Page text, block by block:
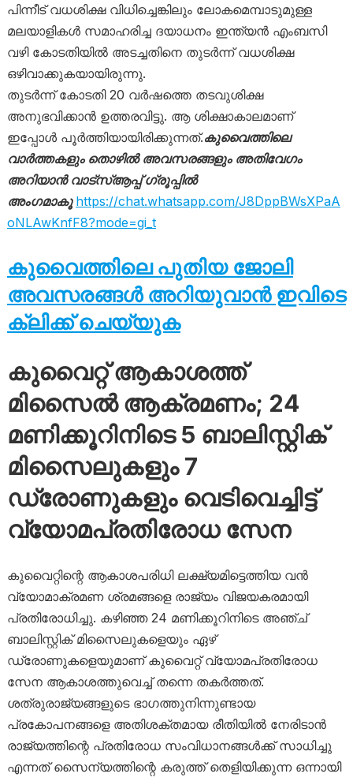
പിന്നീട് വധശിക്ഷ വിധിച്ചെങ്കിലും ലോകമെമ്പാടുമുള്ള
മലയാളികൾ സമാഹരിച്ച ദയാധനം ഇന്ത്യൻ എംബസി
വഴി കോടതിയിൽ അടച്ചതിനെ തുടർന്ന് വധശിക്ഷ
ഒഴിവാക്കുകയായിരുന്നു.
തുടർന്ന് കോടതി 20 വർഷത്തെ തടവുശിക്ഷ
അനുഭവിക്കാൻ ഉത്തരവിട്ടു. ആ ശിക്ഷാകാലമാണ്
ഇപ്പോൾ പൂർത്തിയായിരിക്കുന്നത്.കുവൈത്തിലെ
വാർത്തകളും തൊഴിൽ അവസരങ്ങളും അതിവേഗം
അറിയാൻ വാട്സ്ആപ്പ് ഗ്രൂപ്പിൽ
അംഗമാകൂ https://chat.whatsapp.com/J8DppBWsXPaA
oNLAwKnfF8?mode=gi_t
കുവൈത്തിലെ പുതിയ ജോലി
അവസരങ്ങൾ അറിയുവാൻ ഇവിടെ
ക്ലിക്ക് ചെയ്യുക
കുവൈറ്റ് ആകാശത്ത്
മിസൈൽ ആക്രമണം; 24
മണിക്കൂറിനിടെ 5 ബാലിസ്റ്റിക്
മിസൈലുകളും 7
ഡ്രോണുകളും വെടിവെച്ചിട്ട്
വ്യോമപ്രതിരോധ സേന
കുവൈറ്റിന്റെ ആകാശപരിധി ലക്ഷ്യമിട്ടെത്തിയ വൻ
വ്യോമാക്രമണ ശ്രമങ്ങളെ രാജ്യം വിജയകരമായി
പ്രതിരോധിച്ചു. കഴിഞ്ഞ 24 മണിക്കൂറിനിടെ അഞ്ച്
ബാലിസ്റ്റിക് മിസൈലുകളെയും ഏഴ്
ഡ്രോണുകളെയുമാണ് കുവൈറ്റ് വ്യോമപ്രതിരോധ
സേന ആകാശത്തുവെച്ച് തന്നെ തകർത്തത്.
ശത്രുരാജ്യങ്ങളുടെ ഭാഗത്തുനിന്നുണ്ടായ
പ്രകോപനങ്ങളെ അതിശക്തമായ രീതിയിൽ നേരിടാൻ
രാജ്യത്തിന്റെ പ്രതിരോധ സംവിധാനങ്ങൾക്ക് സാധിച്ചു
എന്നത് സൈന്യത്തിന്റെ കരുത്ത് തെളിയിക്കുന്ന ഒന്നായി